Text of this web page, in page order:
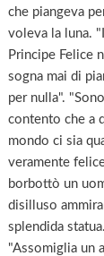
che piangeva
voleva la luna. "Il
Principe Felice
sogna mai di
per nulla". "Sono
contento che a
mondo ci sia
veramente
borbottò un
disilluso
splendida statua.
"Assomiglia un